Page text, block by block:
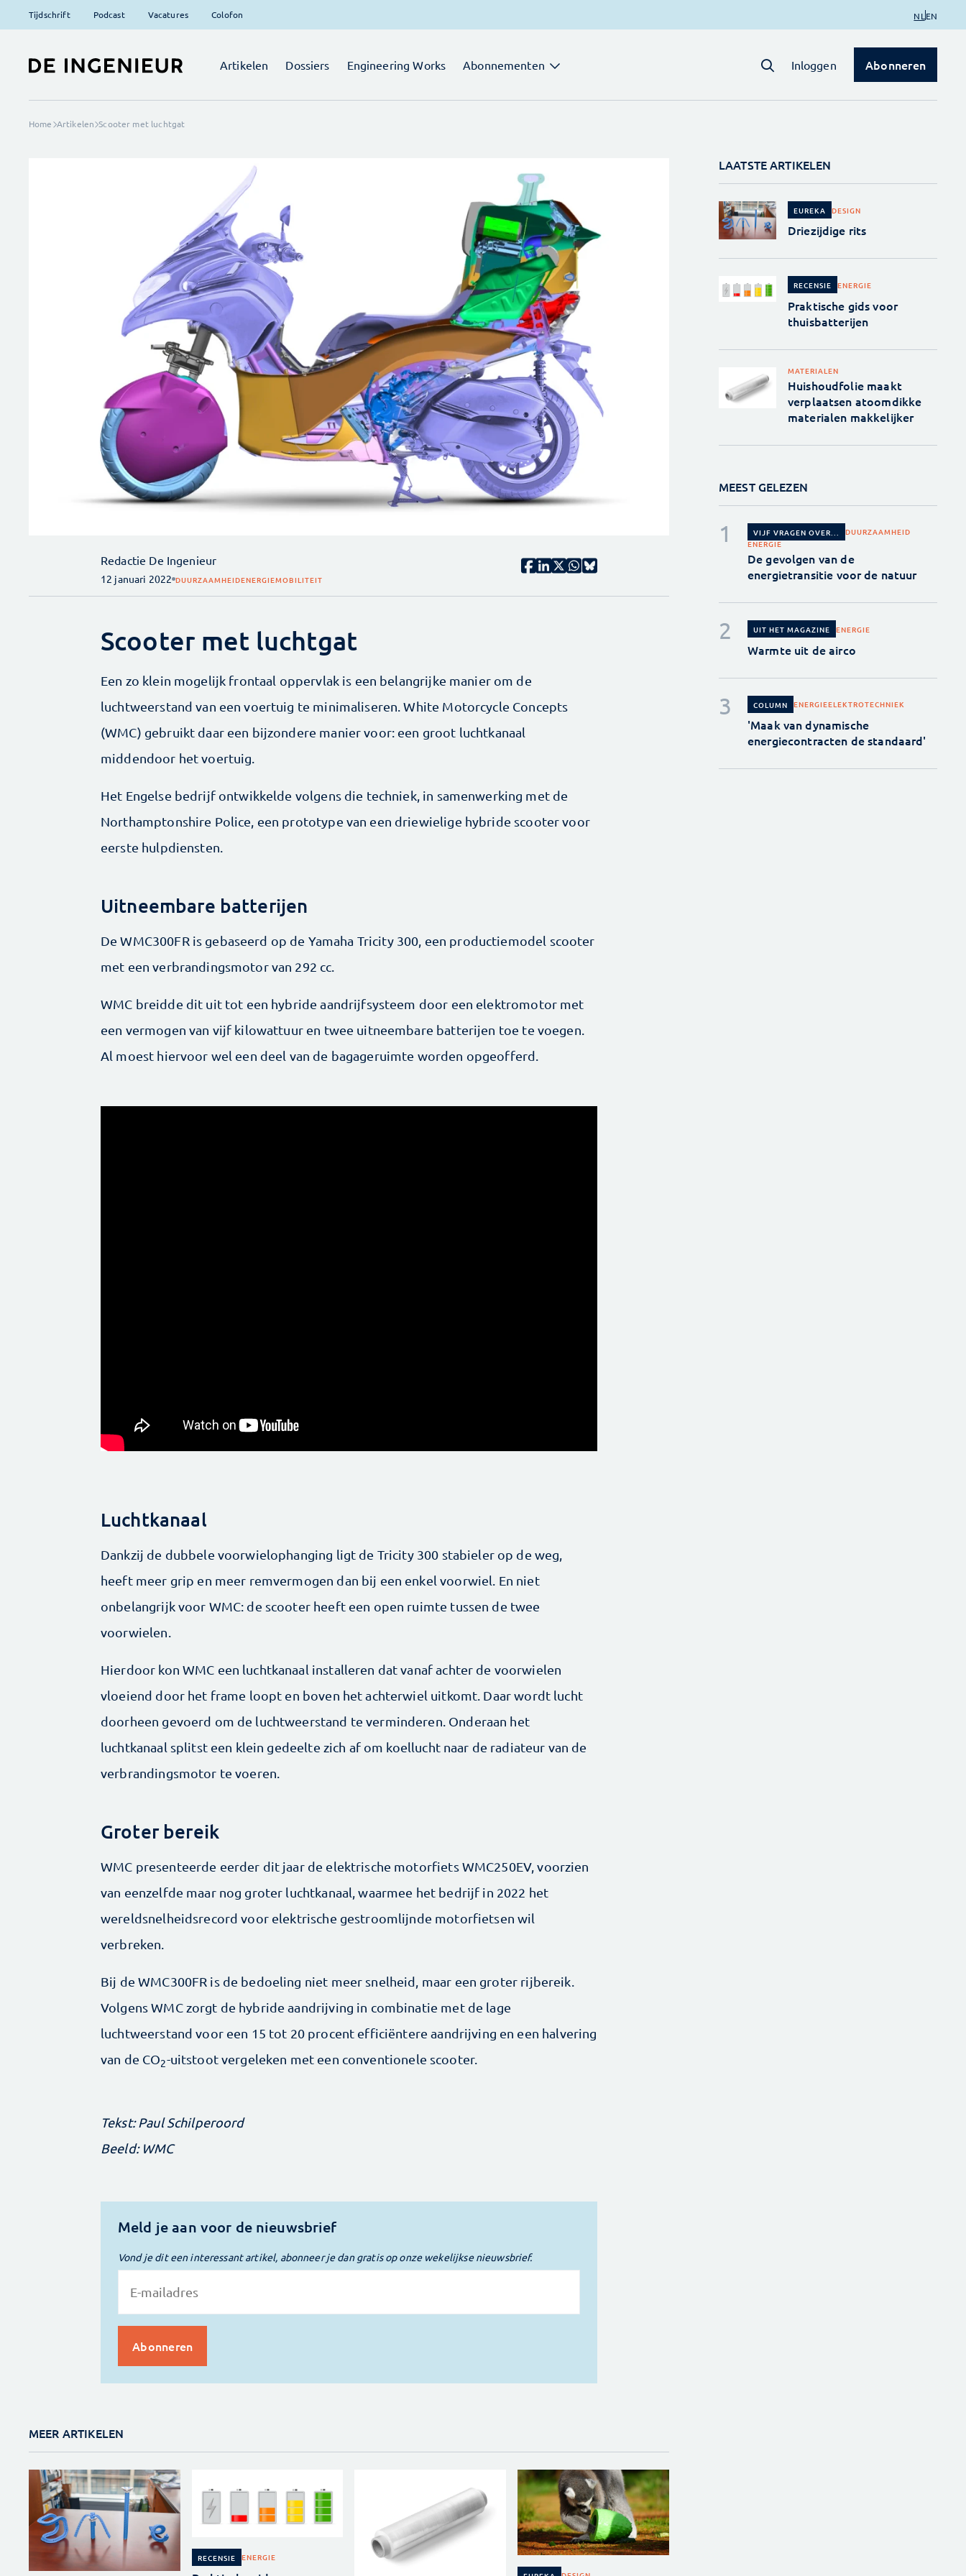
Tijdschrift Podcast Vacatures Colofon NL EN
Artikelen Dossiers Engineering Works Abonnementen Inloggen Abonneren
Home Artikelen Scooter met luchtgat
Redactie De Ingenieur
12 januari 2022 DUURZAAMHEIDENERGIEMOBILITEIT
Scooter met luchtgat
Een zo klein mogelijk frontaal oppervlak is een belangrijke manier om de
luchtweerstand van een voertuig te minimaliseren. White Motorcycle Concepts
(WMC) gebruikt daar een bijzondere manier voor: een groot luchtkanaal
middendoor het voertuig.
Het Engelse bedrijf ontwikkelde volgens die techniek, in samenwerking met de
Northamptonshire Police, een prototype van een driewielige hybride scooter voor
eerste hulpdiensten.
Uitneembare batterijen
De WMC300FR is gebaseerd op de Yamaha Tricity 300, een productiemodel scooter
met een verbrandingsmotor van 292 cc.
WMC breidde dit uit tot een hybride aandrijfsysteem door een elektromotor met
een vermogen van vijf kilowattuur en twee uitneembare batterijen toe te voegen.
Al moest hiervoor wel een deel van de bagageruimte worden opgeofferd.
Luchtkanaal
Dankzij de dubbele voorwielophanging ligt de Tricity 300 stabieler op de weg,
heeft meer grip en meer remvermogen dan bij een enkel voorwiel. En niet
onbelangrijk voor WMC: de scooter heeft een open ruimte tussen de twee
voorwielen.
Hierdoor kon WMC een luchtkanaal installeren dat vanaf achter de voorwielen
vloeiend door het frame loopt en boven het achterwiel uitkomt. Daar wordt lucht
doorheen gevoerd om de luchtweerstand te verminderen. Onderaan het
luchtkanaal splitst een klein gedeelte zich af om koellucht naar de radiateur van de
verbrandingsmotor te voeren.
Groter bereik
WMC presenteerde eerder dit jaar de elektrische motorfiets WMC250EV, voorzien
van eenzelfde maar nog groter luchtkanaal, waarmee het bedrijf in 2022 het
wereldsnelheidsrecord voor elektrische gestroomlijnde motorfietsen wil
verbreken.
Bij de WMC300FR is de bedoeling niet meer snelheid, maar een groter rijbereik.
Volgens WMC zorgt de hybride aandrijving in combinatie met de lage
luchtweerstand voor een 15 tot 20 procent efficiëntere aandrijving en een halvering
van de CO2-uitstoot vergeleken met een conventionele scooter.
Tekst: Paul Schilperoord
Beeld: WMC
Meld je aan voor de nieuwsbrief
Vond je dit een interessant artikel, abonneer je dan gratis op onze wekelijkse nieuwsbrief.
MEER ARTIKELEN
RECENSIE ENERGIE
LAATSTE ARTIKELEN
EUREKA DESIGN
Driezijdige rits
RECENSIE ENERGIE
Praktische gids voor
thuisbatterijen
MATERIALEN
Huishoudfolie maakt
verplaatsen atoomdikke
materialen makkelijker
MEEST GELEZEN
VIJF VRAGEN OVER...
DUURZAAMHEID
ENERGIE
De gevolgen van de
energietransitie voor de natuur
UIT HET MAGAZINE ENERGIE
Warmte uit de airco
COLUMN ENERGIEELEKTROTECHNIEK
'Maak van dynamische
energiecontracten de standaard'